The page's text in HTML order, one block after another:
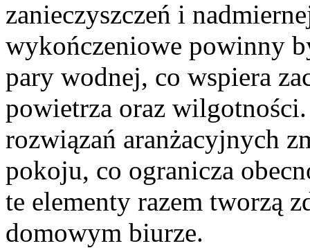
zanieczyszczeń i
wykończeniowe powinny
pary wodnej, co wspiera
powietrza oraz
rozwiązań aranżacyjnych
pokoju, co ogranicza
te elementy razem tworzą
domowym biurze.